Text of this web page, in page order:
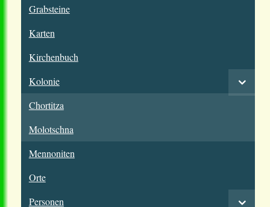
Grabsteine
Karten
Kirchenbuch
Kolonie
Chortitza
Molotschna
Mennoniten
Orte
Personen